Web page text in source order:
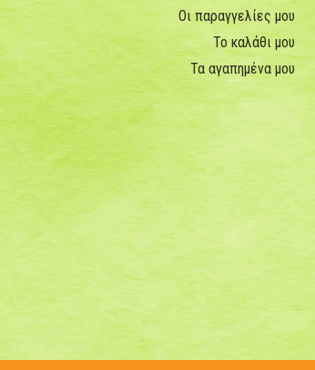
Οι παραγγελίες μου
Το καλάθι μου
Τα αγαπημένα μου